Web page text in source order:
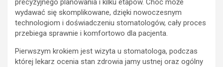
precyzyjnego planowania i kilku etapów. Choć może
wydawać się skomplikowane, dzięki nowoczesnym
technologiom i doświadczeniu stomatologów, cały proces
przebiega sprawnie i komfortowo dla pacjenta.
Pierwszym krokiem jest wizyta u stomatologa, podczas
której lekarz ocenia stan zdrowia jamy ustnej oraz ogólny